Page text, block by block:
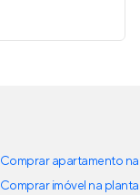
Comprar apartamento
Comprar imóvel na planta